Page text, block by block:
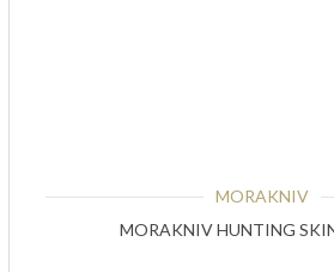
MORAKNIV
MORAKNIV HUNTING